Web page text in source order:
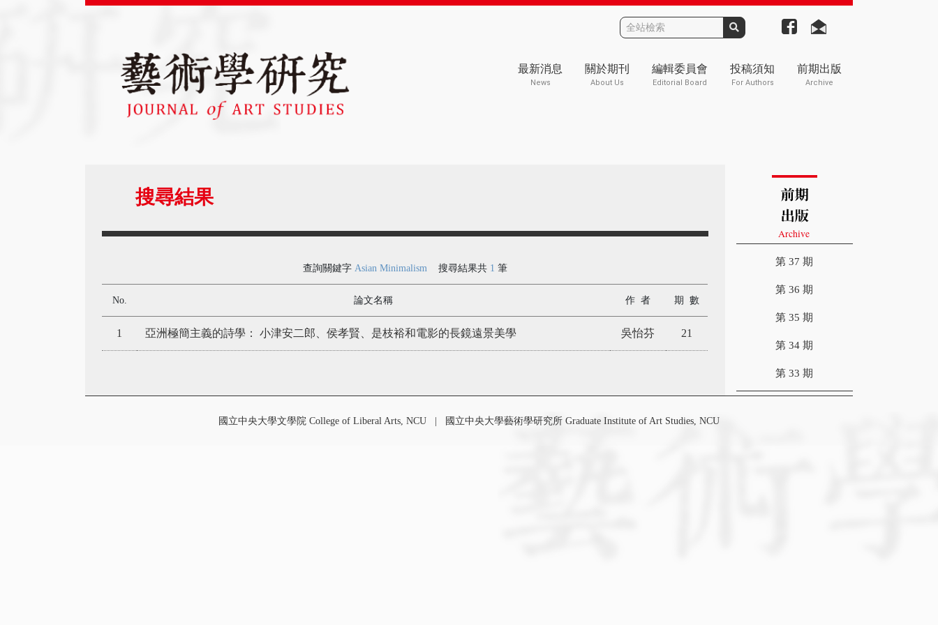
最新消息
News
關於期刊
About Us
編輯委員會
Editorial Board
投稿須知
For Authors
前期出版
Archive
搜尋結果
查詢關鍵字 Asian Minimalism 搜尋結果共 1 筆
No. 論文名稱 作 者 期 數
1 亞洲極簡主義的詩學： 小津安二郎、侯孝賢、是枝裕和電影的長鏡遠景美學 吳怡芬 21
第 37 期
第 36 期
第 35 期
第 34 期
第 33 期
國立中央大學文學院 College of Liberal Arts, NCU | 國立中央大學藝術學研究所 Graduate Institute of Art Studies, NCU